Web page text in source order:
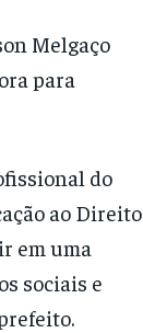
Melgaço
para
do
ao Direito
em uma
sociais e